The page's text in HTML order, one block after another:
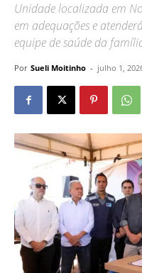
Unidade localizada em
em adequações e
equipe de saúde da
Por Sueli Moitinho - julho 1,